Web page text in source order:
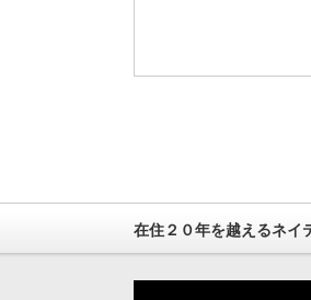
在住２０年を越えるネイ